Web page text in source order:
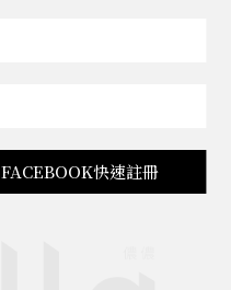
FACEBOOK快速註冊